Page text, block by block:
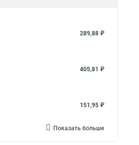
289,88 ₽
405,81 ₽
151,95 ₽
Показать больше